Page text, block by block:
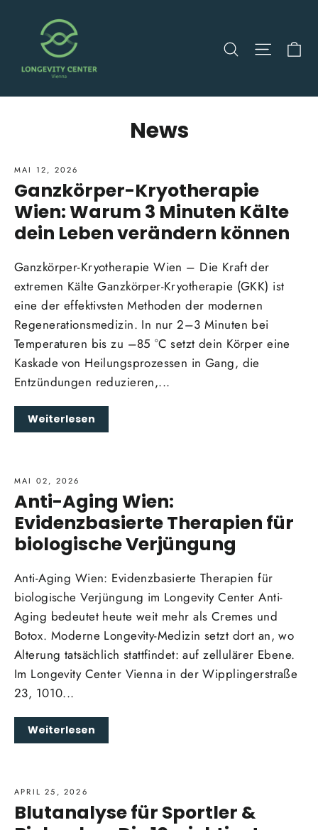
Suche
News
MAI 12, 2026
Ganzkörper-Kryotherapie
Wien: Warum 3 Minuten Kälte
dein Leben verändern können
Ganzkörper-Kryotherapie Wien – Die Kraft der
extremen Kälte Ganzkörper-Kryotherapie (GKK) ist
eine der effektivsten Methoden der modernen
Regenerationsmedizin. In nur 2–3 Minuten bei
Temperaturen bis zu –85 °C setzt dein Körper eine
Kaskade von Heilungsprozessen in Gang, die
Entzündungen reduzieren,...
Weiterlesen
MAI 02, 2026
Anti-Aging Wien:
Evidenzbasierte Therapien für
biologische Verjüngung
Anti-Aging Wien: Evidenzbasierte Therapien für
biologische Verjüngung im Longevity Center Anti-
Aging bedeutet heute weit mehr als Cremes und
Botox. Moderne Longevity-Medizin setzt dort an, wo
Alterung tatsächlich stattfindet: auf zellulärer Ebene.
Im Longevity Center Vienna in der Wipplingerstraße
23, 1010...
Weiterlesen
APRIL 25, 2026
Blutanalyse für Sportler &